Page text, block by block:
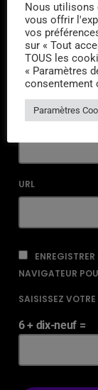
NOM*
EMAIL*
URL
NAVIGATEUR
SAISISSEZ VOTRE
6 + dix-neuf =
Nous utilisons
vous offrir
vos
sur « Tout
TOUS les
« Paramètres
consentement
Paramètres